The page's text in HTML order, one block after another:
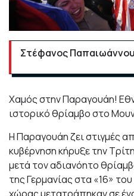
Στέφανος Παπαιωάννου
Χαμός στην Παραγουάη!
ιστορικό θρίαμβο στο
Η Παραγουάη ζει στιγμές
κυβέρνηση κήρυξε την
μετά τον αδιανόητο
της Γερμανίας στα «16»